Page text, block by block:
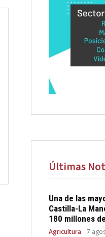
Últimas
Una de las
Castilla-La
180 millones
Agricultura 7